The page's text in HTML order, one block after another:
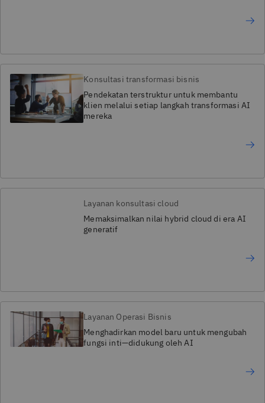
Konsultasi transformasi bisnis
Pendekatan terstruktur untuk membantu
klien melalui setiap langkah transformasi AI
mereka
Layanan konsultasi cloud
Memaksimalkan nilai hybrid cloud di era AI
generatif
Layanan Operasi Bisnis
Menghadirkan model baru untuk mengubah
fungsi inti—didukung oleh AI